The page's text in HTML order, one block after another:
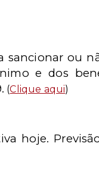
ou
e dos
(Clique aqui)
hoje.